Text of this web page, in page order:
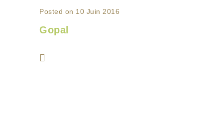
Posted on 10 Juin 2016
Gopal